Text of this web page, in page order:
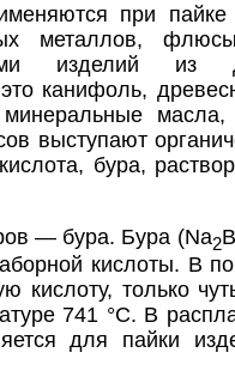
при пайке
металлов,
изделий из
канифоль,
масла,
выступают
бура,
— бура. Бура (Na2B
кислоты. В
кислоту, только
741 °С. В
для пайки